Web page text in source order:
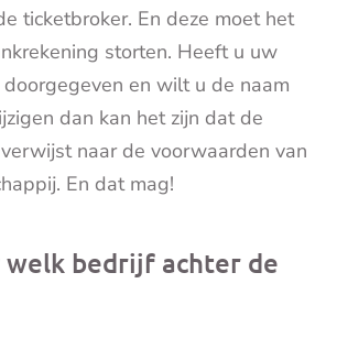
ticketbroker. En deze moet het
storten. Heeft u uw
en wilt u de naam
dan kan het zijn dat de
naar de voorwaarden van
En dat mag!
bedrijf achter de